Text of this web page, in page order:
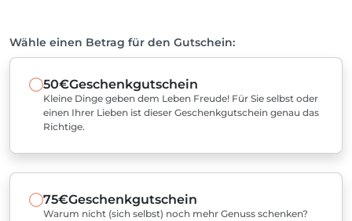
Wähle einen Betrag für den Gutschein:
50€Geschenkgutschein
Kleine Dinge geben dem Leben Freude! Für Sie selbst oder
einen Ihrer Lieben ist dieser Geschenkgutschein genau das
Richtige.
75€Geschenkgutschein
Warum nicht (sich selbst) noch mehr Genuss schenken?